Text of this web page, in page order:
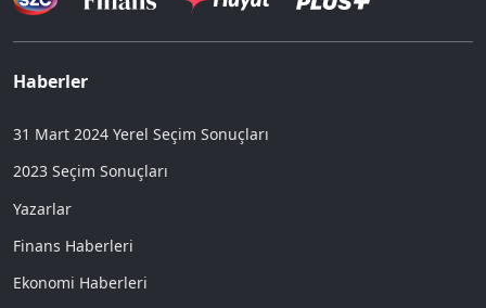
Haberler
31 Mart 2024 Yerel Seçim Sonuçları
2023 Seçim Sonuçları
Yazarlar
Finans Haberleri
Ekonomi Haberleri